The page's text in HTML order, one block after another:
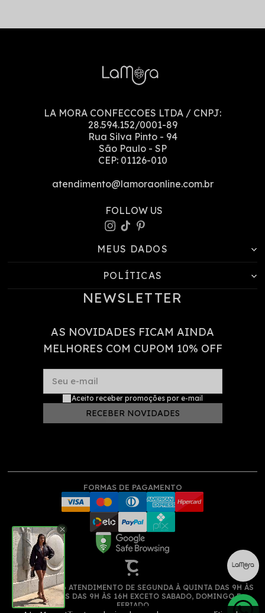
LA MORA CONFECCOES LTDA / CNPJ:
28.594.152/0001-89
Rua Silva Pinto - 94
São Paulo - SP
CEP: 01126-010
atendimento@lamoraonline.com.br
MEUS DADOS
POLÍTICAS
NEWSLETTER
AS NOVIDADES FICAM AINDA
MELHORES COM CUPOM 10% OFF
Seu e-mail
RECEBER NOVIDADES
Aceito receber promoções por e-mail
(11) 913522516 ATENDIMENTO DE SEGUNDA À QUINTA DAS 9H ÀS
17H, SEXTAS DAS 9H ÀS 16H EXCETO SABADO, DOMINGO E
FERIADO
FORMAS DE PAGAMENTO